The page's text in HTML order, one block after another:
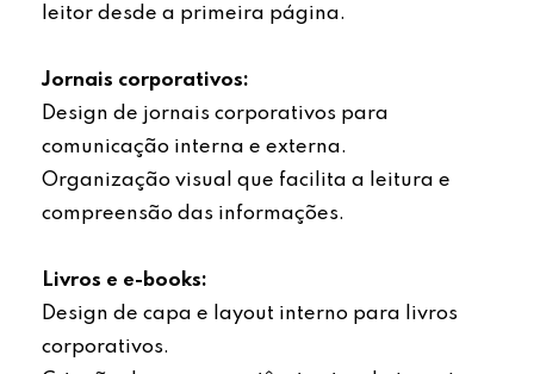
leitor desde a primeira página.
Jornais corporativos:
Design de jornais corporativos para
comunicação interna e externa.
Organização visual que facilita a leitura e
compreensão das informações.
Livros e e-books:
Design de capa e layout interno para livros
corporativos.